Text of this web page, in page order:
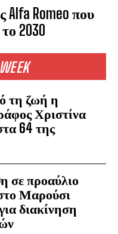
Romeo που
2030
τη ζωή η
Χριστίνα
64 της
σε προαύλιο
Μαρούσι
διακίνηση